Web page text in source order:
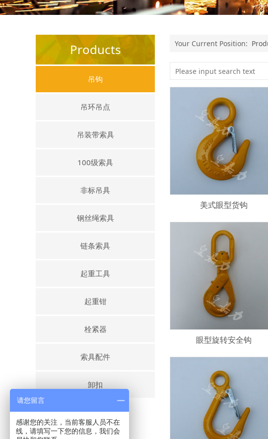
Products
吊钩
吊环吊点
吊装带索具
100级索具
非标吊具
钢丝绳索具
链条索具
起重工具
起重钳
栓紧器
索具配件
卸扣
Your Current Position:
美式眼型货钩
眼型旋转安全钩
请您留言
感谢您的关注，当前客服人员不在
线，请填写一下您的信息，我们会